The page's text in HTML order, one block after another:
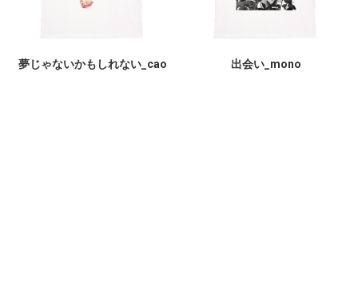
夢じゃないかもしれない_cao 出会い_mono